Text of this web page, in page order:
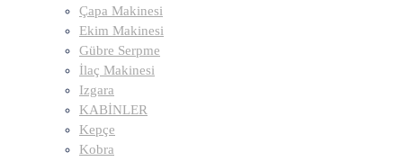
Çapa Makinesi
Ekim Makinesi
Gübre Serpme
İlaç Makinesi
Izgara
KABİNLER
Kepçe
Kobra